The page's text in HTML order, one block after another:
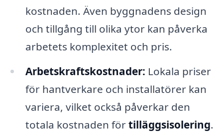
kostnaden. Även byggnadens design
och tillgång till olika ytor kan påverka
arbetets komplexitet och pris.
Arbetskraftskostnader: Lokala priser
för hantverkare och installatörer kan
variera, vilket också påverkar den
totala kostnaden förtilläggsisolering.